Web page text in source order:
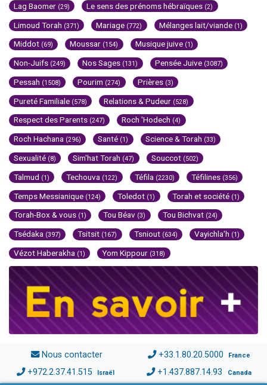
Lag Baomer (29) Le sens des prénoms hébraïques (2)
Limoud Torah (371) Mariage (772) Mélanges lait/viande (1)
Middot (69) Moussar (154) Musique juive (1)
Non-Juifs (249) Nos Sages (131) Pensée Juive (3087)
Pessah (1508) Pourim (274) Prières (3)
Pureté Familiale (578) Relations & Pudeur (528)
Respect des Parents (247) Roch 'Hodech (4)
Roch Hachana (296) Santé (1) Science & Torah (33)
Sexualité (8) Sim'hat Torah (47) Souccot (502)
Talmud (1) Techouva (122) Téfila (2230) Téfilines (356)
Temps Messianique (124) Toledot (1) Torah et société (1)
Torah-Box & vous (1) Tou Béav (3) Tou Bichvat (24)
Tsédaka (397) Tsitsit (167) Tsniout (634) Vayichla'h (1)
Vézot Haberakha (1) Yom Kippour (318)
Nous contacter +33.1.80.20.5000 France
+972.2.37.41.515 Israël +1.437.887.14.93 Canada